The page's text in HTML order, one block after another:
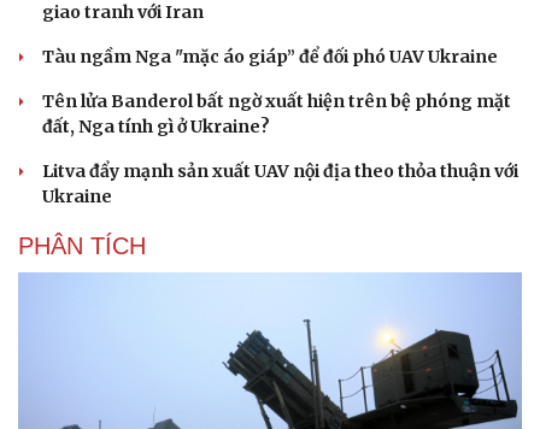
giao tranh với Iran
Tàu ngầm Nga "mặc áo giáp” để đối phó UAV Ukraine
Tên lửa Banderol bất ngờ xuất hiện trên bệ phóng mặt
đất, Nga tính gì ở Ukraine?
Litva đẩy mạnh sản xuất UAV nội địa theo thỏa thuận với
Ukraine
PHÂN TÍCH